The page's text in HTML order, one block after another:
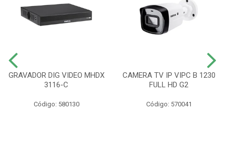
GRAVADOR DIG VIDEO MHDX
3116-C
Código: 580130
CAMERA TV IP VIPC B 1230
FULL HD G2
Código: 570041